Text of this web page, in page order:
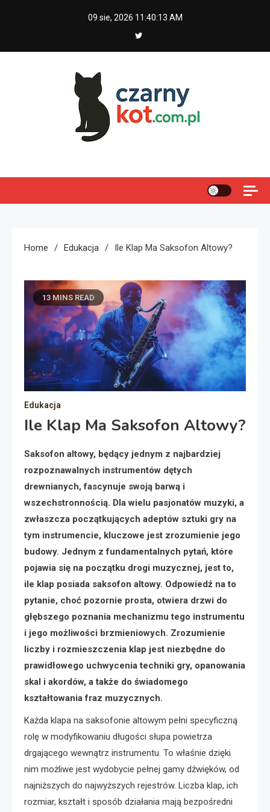
09 sie, 2026 11:40:14 AM
Home Edukacja Ile Klap Ma Saksofon Altowy?
13 MINS READ
Edukacja
Ile Klap Ma Saksofon Altowy?
Saksofon altowy, będący jednym z najbardziej
rozpoznawalnych instrumentów dętych
drewnianych, fascynuje swoją barwą i
wszechstronnością. Dla wielu pasjonatów muzyki, a
zwłaszcza początkujących adeptów sztuki gry na
tym instrumencie, kluczowe jest zrozumienie jego
budowy. Jednym z fundamentalnych pytań, które
pojawia się na początku drogi muzycznej, jest to,
ile klap posiada saksofon altowy. Odpowiedź na to
pytanie, choć pozornie prosta, otwiera drzwi do
głębszego poznania mechanizmu tego instrumentu
i jego możliwości brzmieniowych. Zrozumienie
liczby i rozmieszczenia klap jest niezbędne do
prawidłowego uchwycenia techniki gry, opanowania
skal i akordów, a także do świadomego
kształtowania fraz muzycznych.
Każda klapa na saksofonie altowym pełni specyficzną
rolę w modyfikowaniu długości słupa powietrza
drgającego wewnątrz instrumentu. To właśnie dzięki
nim możliwe jest wydobycie pełnej gamy dźwięków, od
najniższych do najwyższych rejestrów. Liczba klap, ich
rozmiar, kształt i sposób działania mają bezpośredni